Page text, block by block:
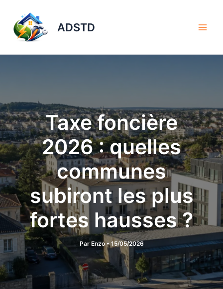
contenu
ADSTD
Taxe foncière
2026 : quelles
communes
subiront les plus
fortes hausses ?
Par Enzo •15/05/2026